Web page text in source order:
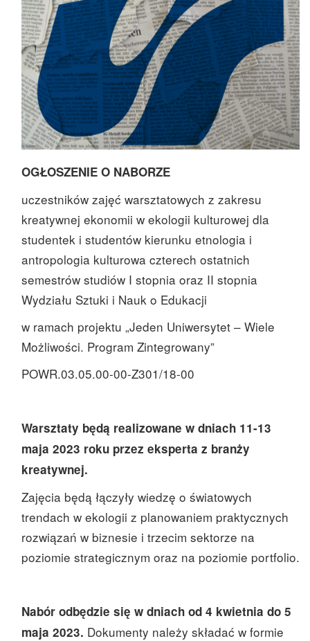
OGŁOSZENIE O NABORZE
uczestników zajęć warsztatowych z zakresu
kreatywnej ekonomii w ekologii kulturowej dla
studentek i studentów kierunku etnologia i
antropologia kulturowa czterech ostatnich
semestrów studiów I stopnia oraz II stopnia
Wydziału Sztuki i Nauk o Edukacji
w ramach projektu „Jeden Uniwersytet – Wiele
Możliwości. Program Zintegrowany”
POWR.03.05.00-00-Z301/18-00
Warsztaty będą realizowane w dniach 11-13
maja 2023 roku przez eksperta z branży
kreatywnej.
Zajęcia będą łączyły wiedzę o światowych
trendach w ekologii z planowaniem praktycznych
rozwiązań w biznesie i trzecim sektorze na
poziomie strategicznym oraz na poziomie portfolio.
Nabór odbędzie się w dniach od 4 kwietnia do 5
maja 2023. Dokumenty należy składać w formie